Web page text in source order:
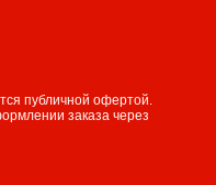
публичной офертой.
заказа через